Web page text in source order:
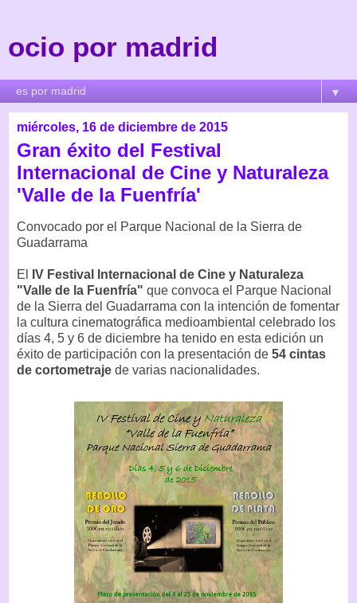
ocio por madrid
▼
miércoles, 16 de diciembre de 2015
Gran éxito del Festival
Internacional de Cine y Naturaleza
'Valle de la Fuenfría'
Convocado por el Parque Nacional de la Sierra de
Guadarrama
El
IV Festival Internacional de Cine y Naturaleza
"Valle de la Fuenfría" que convoca el Parque Nacional
de la Sierra del Guadarrama con la intención de fomentar
la cultura cinematográfica medioambiental celebrado los
días 4, 5 y 6 de diciembre ha tenido en esta edición un
éxito de participación con la presentación de 54 cintas
de cortometraje de varias nacionalidades.